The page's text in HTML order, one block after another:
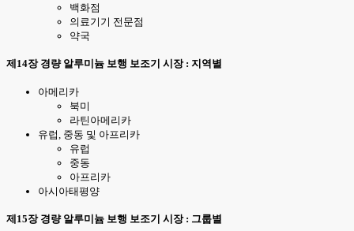
백화점
의료기기 전문점
약국
제14장 경량 알루미늄 보행 보조기 시장 : 지역별
아메리카
북미
라틴아메리카
유럽, 중동 및 아프리카
유럽
중동
아프리카
아시아태평양
제15장 경량 알루미늄 보행 보조기 시장 : 그룹별